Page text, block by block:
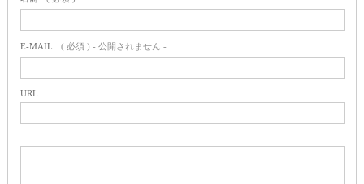
E-MAIL ( 必須 ) - 公開されません -
URL